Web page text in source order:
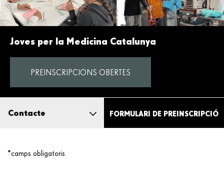
Joves per la Medicina Catalunya
PREINSCRIPCIONS OBERTES
Contacte FORMULARI DE PREINSCRIPCIÓ
*camps obligatoris